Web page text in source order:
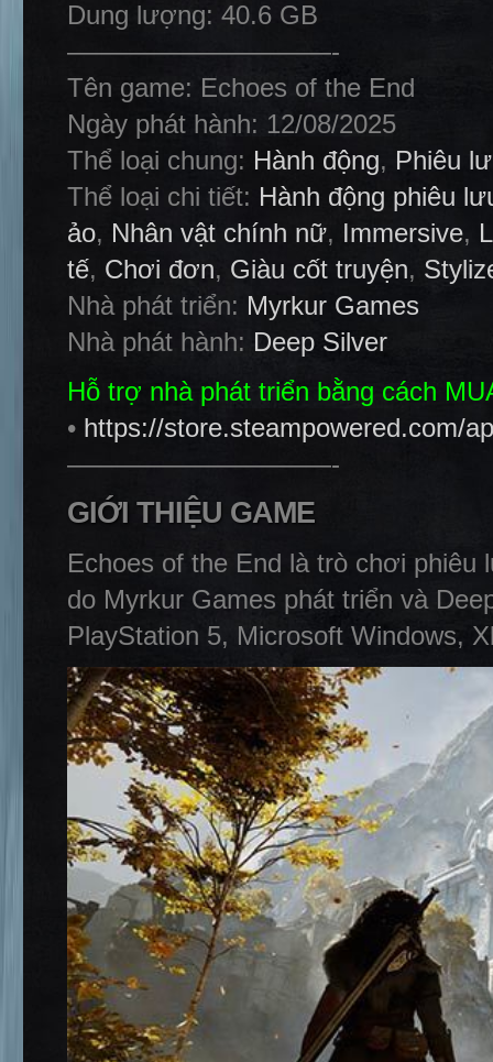
Dung lượng: 40.6 GB
——————————-
Tên game: Echoes of the End
Ngày phát hành: 12/08/2025
Thể loại chung: Hành động, Phiêu
Thể loại chi tiết: Hành động phiêu
ảo, Nhân vật chính nữ, Immersive,
tế, Chơi đơn, Giàu cốt truyện,
Nhà phát triển: Myrkur Games
Nhà phát hành: Deep Silver
Hỗ trợ nhà phát triển bằng cách
• https://store.steampowered.com/
——————————-
GIỚI THIỆU GAME
Echoes of the End là trò chơi
do Myrkur Games phát triển và
PlayStation 5, Microsoft Windows,